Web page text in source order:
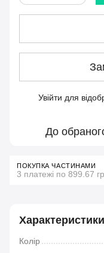
Увійти для
До
ПОКУПКА ЧАСТИНАМИ
3 платежі по 899.67
Характеристики
Колір